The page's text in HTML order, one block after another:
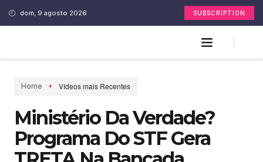
dom, 9 agosto 2026 SUBSCRIPTION
Home Vídeos mais Recentes
Ministério Da Verdade?
Programa Do STF Gera